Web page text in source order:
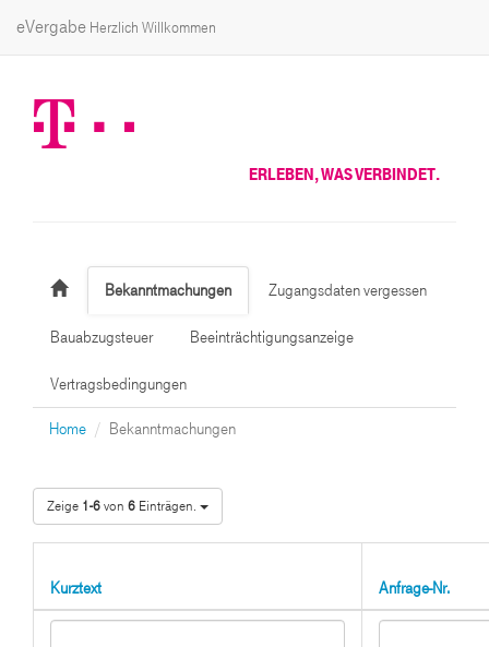
eVergabe Herzlich Willkommen
ERLEBEN, WAS VERBINDET.
Bekanntmachungen Zugangsdaten vergessen
Bauabzugsteuer Beeinträchtigungsanzeige
Vertragsbedingungen
Home Bekanntmachungen
Zeige 1-6von 6 Einträgen.
Kurztext Anfrage-Nr.